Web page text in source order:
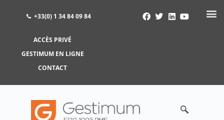
ACCÈS PRIVÉ
GESTIMUM EN LIGNE
CONTACT
+33(0) 1 34 84 09 84